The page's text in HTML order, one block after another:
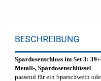
BESCHREIBUNG
Spardosenschloss im Set 3:
Metall-, Spardosenschlüssel
passend für ein Sparschwein